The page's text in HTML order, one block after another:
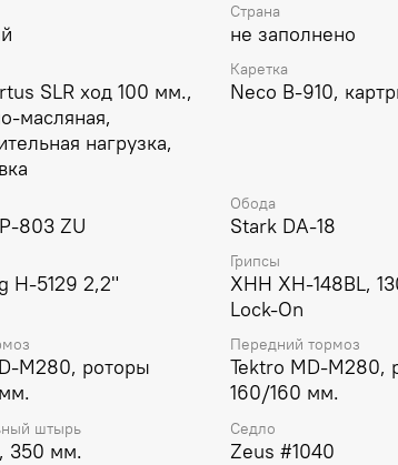
катания.
Страна
не заполнено
SLR ход 100 мм.,
масляная,
нагрузка,
Каретка
Neco B-910,
803 ZU
Обода
Stark DA-18
H-5129 2,2"
Грипсы
XHH XH-148BL,
Lock-On
M280, роторы
Передний тормоз
Tektro MD-M280,
160/160 мм.
штырь
350 мм.
Седло
Zeus #1040